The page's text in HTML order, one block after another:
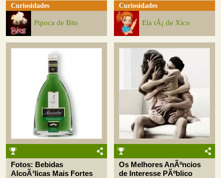
Curiosidades
Pipoca de Bits
Curiosidades
Ela tÃ¡ de Xico
Fotos: Bebidas
AlcoÃ³licas Mais Fortes
Os Melhores AnÃºncios
de Interesse PÃºblico